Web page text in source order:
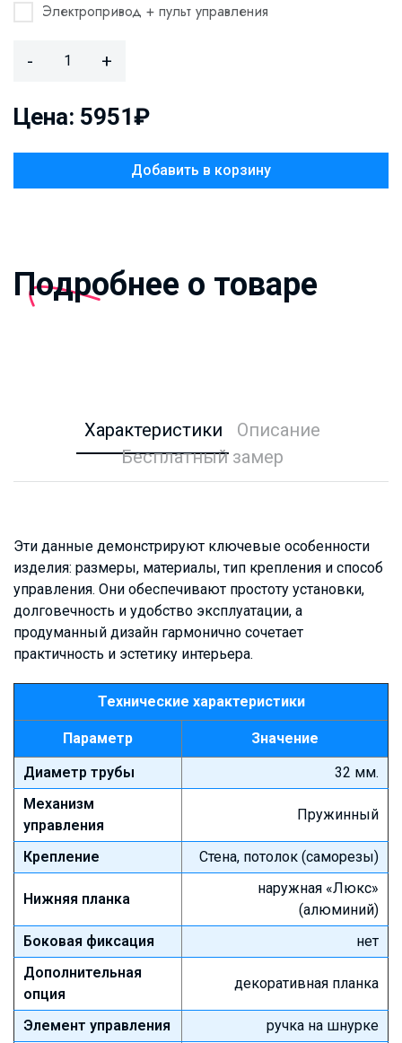
Электропривод + пульт управления
- +
Цена: 5951₽
Добавить в корзину
Подробнее о товаре
Характеристики
Описание
Бесплатный замер
Эти данные демонстрируют ключевые особенности
изделия: размеры, материалы, тип крепления и способ
управления. Они обеспечивают простоту установки,
долговечность и удобство эксплуатации, а
продуманный дизайн гармонично сочетает
практичность и эстетику интерьера.
Технические характеристики
Параметр
Значение
Диаметр трубы
32 мм.
Механизм
управления
Пружинный
Крепление Стена, потолок (саморезы)
Нижняя планка
наружная «Люкс»
(алюминий)
Боковая фиксация
нет
Дополнительная
опция
декоративная планка
Элемент управления ручка на шнурке